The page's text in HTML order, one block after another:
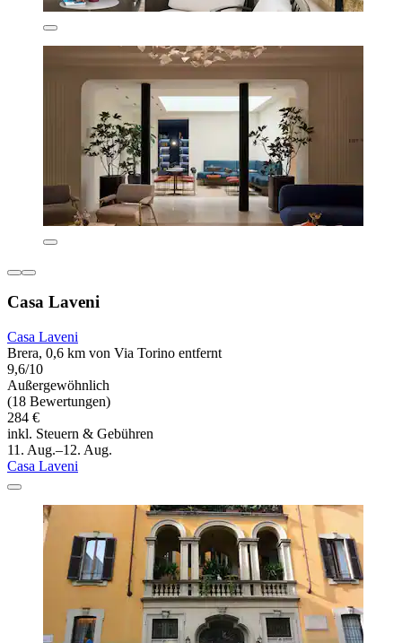
Casa Laveni
Casa Laveni
Brera, 0,6 km von Via Torino entfernt
9,6/10
Außergewöhnlich
(18 Bewertungen)
284 €
inkl. Steuern & Gebühren
11. Aug.–12. Aug.
Casa Laveni